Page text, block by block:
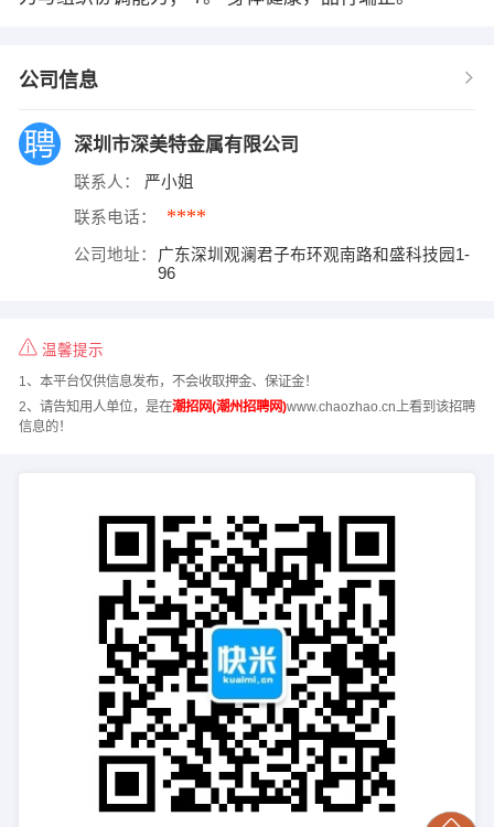
公司信息
深圳市深美特金属有限公司
联系人： 严小姐
联系电话： ****
公司地址：
广东深圳观澜君子布环观南路和盛科技园1-
96
温馨提示
1、本平台仅供信息发布，不会收取押金、保证金！
2、请告知用人单位，是在潮招网(潮州招聘网)www.chaozhao.cn上看到该招聘
信息的！